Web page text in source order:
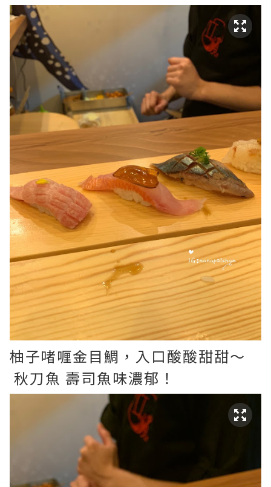
柚子啫喱金目鯛，入口酸酸甜甜～
秋刀魚 壽司魚味濃郁！